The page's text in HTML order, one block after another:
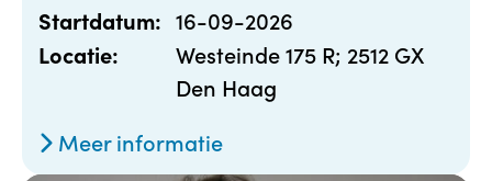
Startdatum: 16-09-2026
Locatie:
Westeinde 175 R; 2512 GX
Den Haag
Meer informatie